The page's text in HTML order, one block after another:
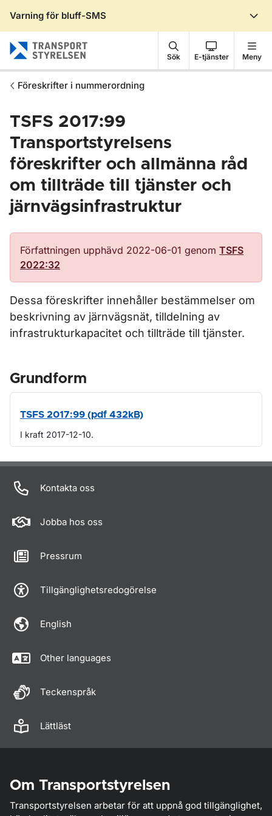
Varning för bluff-SMS
Sök E-tjänster Meny
Föreskrifter i nummerordning
TSFS 2017:99
Transportstyrelsens
föreskrifter och allmänna råd
om tillträde till tjänster och
järnvägsinfrastruktur
Författningen upphävd 2022-06-01 genom TSFS
2022:32
Dessa föreskrifter innehåller bestämmelser om
beskrivning av järnvägsnät, tilldelning av
infrastrukturkapacitet och tillträde till tjänster.
Grundform
TSFS 2017:99 (pdf 432kB)
I kraft 2017-12-10.
Om sidan
Kontakta oss
Jobba hos oss
Pressrum
Tillgänglighetsredogörelse
English
Other languages
Teckenspråk
Lättläst
Om Transportstyrelsen
Transportstyrelsen arbetar för att uppnå god tillgänglighet,